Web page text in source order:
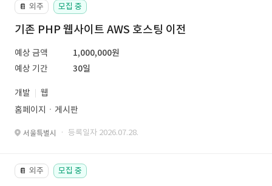
📔 외주 모집 중
기존 PHP 웹사이트 AWS 호스팅 이전
예상 금액
1,000,000원
예상 기간
30일
개발
웹
홈페이지ㆍ게시판
서울특별시 · 등록일자 2026.07.28.
📔 외주 모집 중